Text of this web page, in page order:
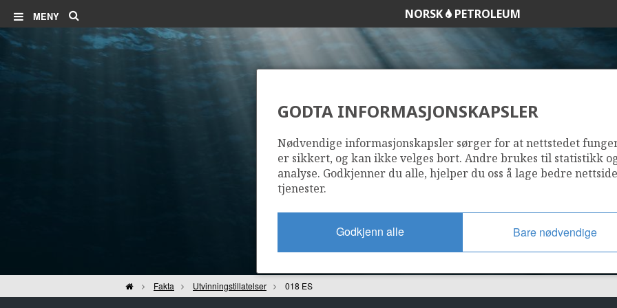
MENY NORSK PETROLEUM
018 ES
Hjem Fakta Utvinningstillatelser 018 ES
GODTA INFORMASJONSKAPSLER
Nødvendige informasjonskapsler sørger for at nettstedet
er sikkert, og kan ikke velges bort. Andre brukes til statistikk
analyse. Godkjenner du alle, hjelper du oss å lage bedre
tjenester.
Godkjenn alle Bare nødvendige